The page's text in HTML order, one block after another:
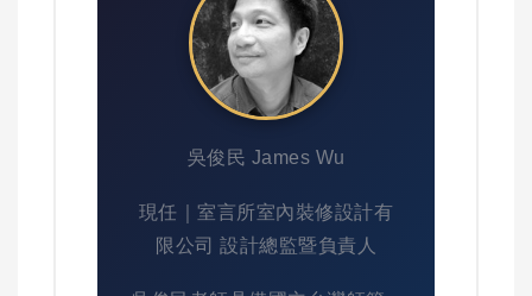
吳俊民 James Wu
現任｜室言所室內裝修設計有
限公司 設計總監暨負責人